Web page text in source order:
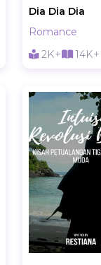
Dia Dia Dia
Romance
2K+
14K+